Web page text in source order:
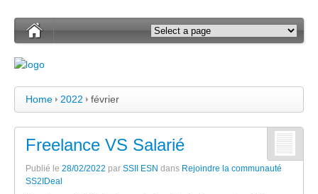
Home 2022 février
Freelance VS Salarié
Publié le 28/02/2022 par SSII ESN dans Rejoindre la communauté
SS2IDeal